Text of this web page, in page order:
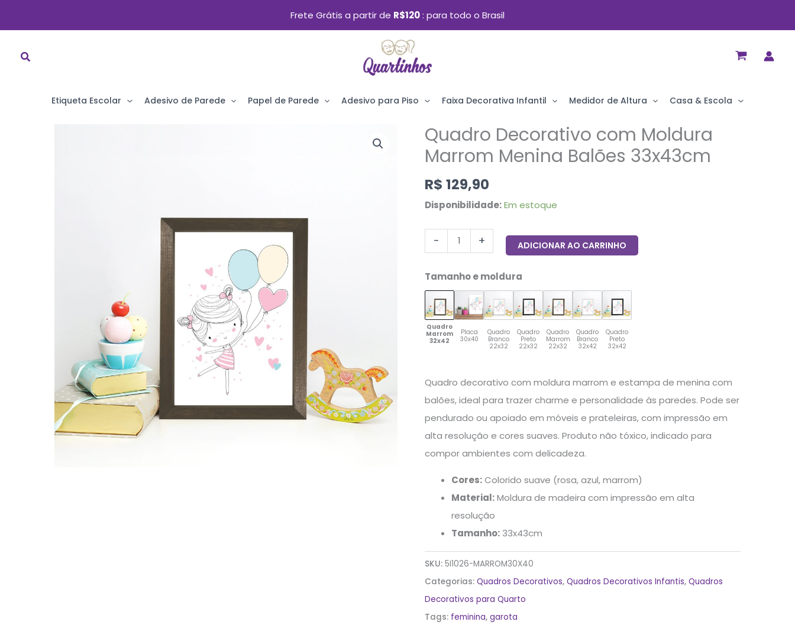
Ir
Frete Grátis a partir de R$120 para todo o Brasil
Etiqueta Escolar Adesivo de Parede Papel de Parede Adesivo para Piso Faixa Decorativa Infantil Medidor de Altura Casa & Escola
Quadro Decorativo com Moldura
Marrom Menina Balões 33x43cm
R$ 129,90
Disponibilidade: Em estoque
-
Quadro
Decorativo
Moldura
Marrom
Balões
33x43cm
quantidade
+ ADICIONAR AO CARRINHO
Tamanho e moldura
Quadro
Marrom
32x42
Placa
30x40
Quadro
Branco
22x32
Quadro
Preto
22x32
Quadro
Marrom
22x32
Quadro
Branco
32x42
Quadro
Preto
32x42
Quadro decorativo com moldura marrom e estampa de menina com
balões, ideal para trazer charme e personalidade às paredes. Pode ser
pendurado ou apoiado em móveis e prateleiras, com impressão em
alta resolução e cores suaves. Produto não tóxico, indicado para
compor ambientes com delicadeza.
Cores:Colorido suave (rosa, azul, marrom)
Material:Moldura de madeira com impressão em alta
resolução
Tamanho: 33x43cm
SKU:5I1026-MARROM30X40
Categorias:Quadros Decorativos,Quadros Decorativos Infantis,Quadros
Decorativos para Quarto
Tags: feminina,garota